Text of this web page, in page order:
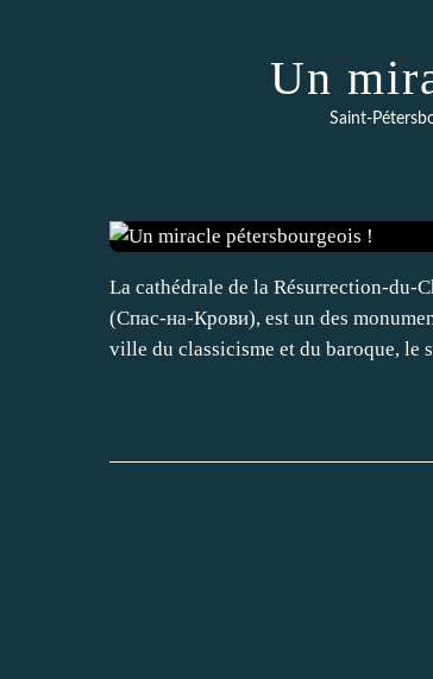
Un
Saint-
La cathédrale de la Résurrection-du-
(Спас-на-Крови), est un des
ville du classicisme et du baroque, le